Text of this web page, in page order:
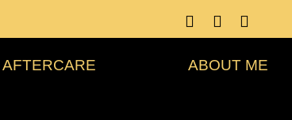
AFTERCARE ABOUT ME